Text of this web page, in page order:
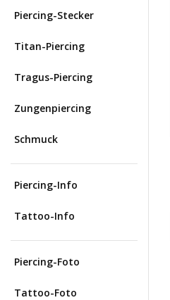
Piercing-Stecker
Titan-Piercing
Tragus-Piercing
Zungenpiercing
Schmuck
Piercing-Info
Tattoo-Info
Piercing-Foto
Tattoo-Foto